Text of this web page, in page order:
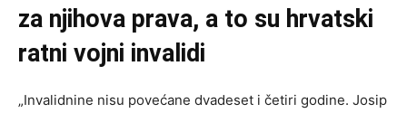
za njihova prava, a to su hrvatski
ratni vojni invalidi
„Invalidnine nisu povećane dvadeset i četiri godine. Josip